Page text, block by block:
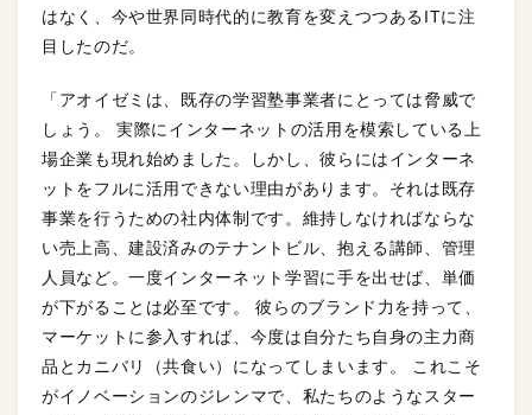
はなく、今や世界同時代的に教育を変えつつあるITに注
目したのだ。
「アオイゼミは、既存の学習塾事業者にとっては脅威で
しょう。 実際にインターネットの活用を模索している上
場企業も現れ始めました。しかし、彼らにはインターネ
ットをフルに活用できない理由があります。それは既存
事業を行うための社内体制です。維持しなければならな
い売上高、建設済みのテナントビル、抱える講師、管理
人員など。一度インターネット学習に手を出せば、単価
が下がることは必至です。 彼らのブランド力を持って、
マーケットに参入すれば、今度は自分たち自身の主力商
品とカニバリ（共食い）になってしまいます。 これこそ
がイノベーションのジレンマで、私たちのようなスター